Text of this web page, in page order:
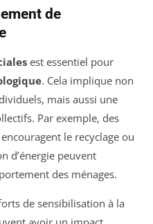
de
est essentiel pour
. Cela implique non
mais aussi une
Par exemple, des
le recyclage ou
d’énergie peuvent
des ménages.
de sensibilisation à la